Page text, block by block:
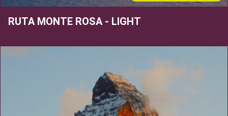
RUTA MONTE ROSA - LIGHT